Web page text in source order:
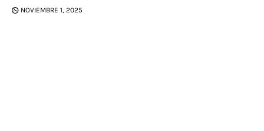
NOVIEMBRE 1, 2025